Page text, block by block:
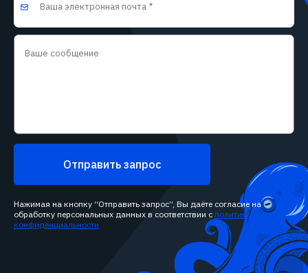
Отправить запрос
Нажимая на кнопку “Отправить запрос”, Вы даёте согласие на
обработку персональных данных в соответствии с политикой
конфиденциальности